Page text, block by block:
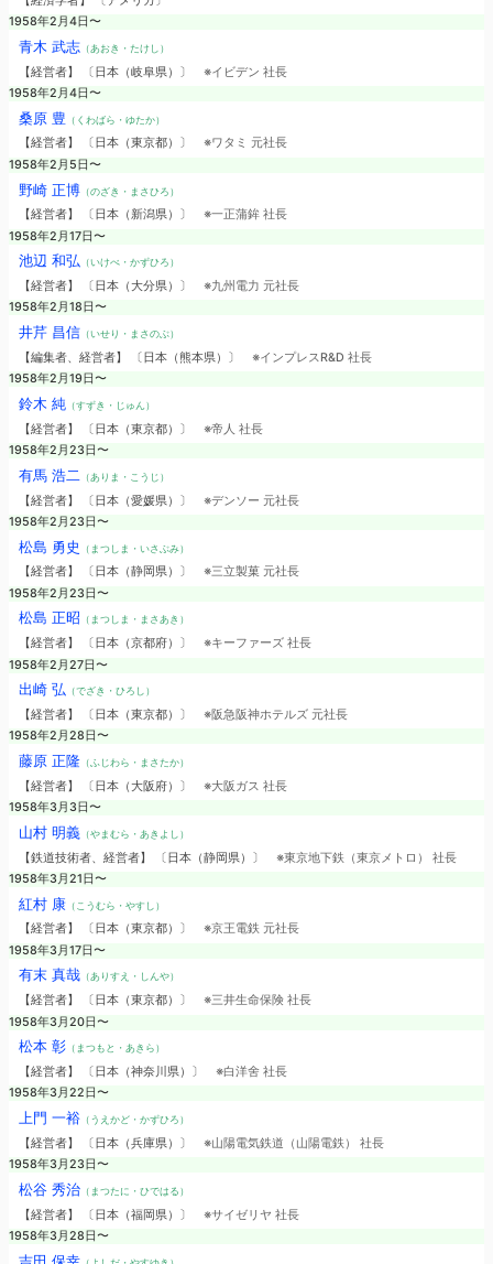
1958年2月4日〜
青木 武志（あおき・たけし）
【経営者】 〔日本（岐阜県）〕 ※イビデン 社長
1958年2月4日〜
桑原 豊 （くわばら・ゆたか）
【経営者】 〔日本（東京都）〕 ※ワタミ 元社長
1958年2月5日〜
野崎 正博（のざき・まさひろ）
【経営者】 〔日本（新潟県）〕 ※一正蒲鉾 社長
1958年2月17日〜
池辺 和弘（いけべ・かずひろ）
【経営者】 〔日本（大分県）〕 ※九州電力 元社長
1958年2月18日〜
井芹 昌信（いせり・まさのぶ）
【編集者、経営者】 〔日本（熊本県）〕 ※インプレスR&D 社長
1958年2月19日〜
鈴木 純（すずき・じゅん）
【経営者】 〔日本（東京都）〕 ※帝人 社長
1958年2月23日〜
有馬 浩二 （ありま・こうじ）
【経営者】 〔日本（愛媛県）〕 ※デンソー 元社長
1958年2月23日〜
松島 勇史 （まつしま・いさぶみ）
【経営者】 〔日本（静岡県）〕 ※三立製菓 元社長
1958年2月23日〜
松島 正昭 （まつしま・まさあき）
【経営者】 〔日本（京都府）〕 ※キーファーズ 社長
1958年2月27日〜
出崎 弘（でざき・ひろし）
【経営者】 〔日本（東京都）〕 ※阪急阪神ホテルズ 元社長
1958年2月28日〜
藤原 正隆（ふじわら・まさたか）
【経営者】 〔日本（大阪府）〕 ※大阪ガス 社長
1958年3月3日〜
山村 明義（やまむら・あきよし）
【鉄道技術者、経営者】 〔日本（静岡県）〕 ※東京地下鉄（東京メトロ） 社長
1958年3月21日〜
紅村 康（こうむら・やすし）
【経営者】 〔日本（東京都）〕 ※京王電鉄 元社長
1958年3月17日〜
有末 真哉（ありすえ・しんや）
【経営者】 〔日本（東京都）〕 ※三井生命保険 社長
1958年3月20日〜
松本 彰（まつもと・あきら）
【経営者】 〔日本（神奈川県）〕 ※白洋舍 社長
1958年3月22日〜
上門 一裕（うえかど・かずひろ）
【経営者】 〔日本（兵庫県）〕 ※山陽電気鉄道（山陽電鉄） 社長
1958年3月23日〜
松谷 秀治（まつたに・ひではる）
【経営者】 〔日本（福岡県）〕 ※サイゼリヤ 社長
1958年3月28日〜
吉田 保幸